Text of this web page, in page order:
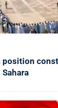
position